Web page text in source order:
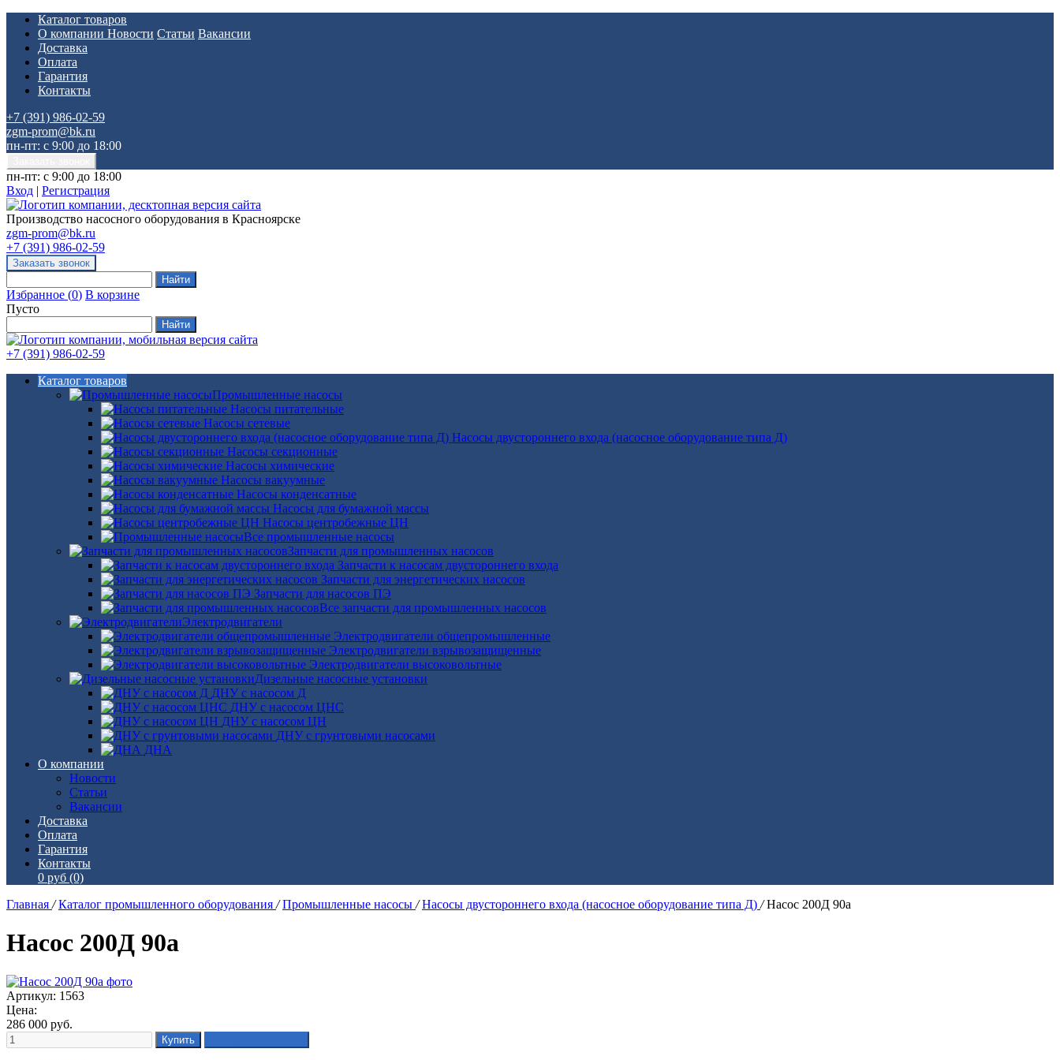
Каталог товаров
О компании Новости Статьи Вакансии
Доставка
Оплата
Гарантия
Контакты
+7 (391) 986-02-59
zgm-prom@bk.ru
пн-пт: с 9:00 до 18:00
пн-пт: с 9:00 до 18:00
Вход | Регистрация
Производство насосного оборудования в Красноярске
zgm-prom@bk.ru
+7 (391) 986-02-59
Избранное (0) В корзине
Пусто
+7 (391) 986-02-59
Каталог товаров
Промышленные насосы
Насосы питательные
Насосы сетевые
Насосы двустороннего входа (насосное оборудование типа Д)
Насосы секционные
Насосы химические
Насосы вакуумные
Насосы конденсатные
Насосы для бумажной массы
Насосы центробежные ЦН
Все промышленные насосы
Запчасти для промышленных насосов
Запчасти к насосам двустороннего входа
Запчасти для энергетических насосов
Запчасти для насосов ПЭ
Все запчасти для промышленных насосов
Электродвигатели
Электродвигатели общепромышленные
Электродвигатели взрывозащищенные
Электродвигатели высоковольтные
Дизельные насосные установки
ДНУ с насосом Д
ДНУ с насосом ЦНС
ДНУ с насосом ЦН
ДНУ с грунтовыми насосами
ДНА
О компании
Новости
Статьи
Вакансии
Доставка
Оплата
Гарантия
Контакты
0 руб (0)
Главная / Каталог промышленного оборудования / Промышленные насосы / Насосы двустороннего входа (насосное оборудование типа Д) / Насос 200Д 90а
Насос 200Д 90а
Артикул: 1563
Цена:
286 000 руб.